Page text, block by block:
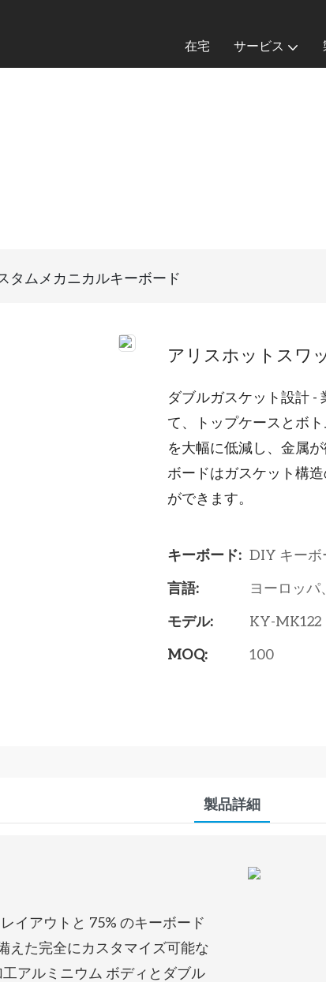
在宅 サービス
タムメカニカルキーボード
アリスホットスワ
ダブルガスケット設計 -
て、トップケースとボ
を大幅に低減し、金属
ボードはガスケット構
ができます。
キーボード: DIY キーボ
言語:
ヨーロッ
モデル:
KY-MK122
MOQ:
100
製品詳細
イアウトと 75% のキーボード
た完全にカスタマイズ可能な
アルミニウム ボディとダブル